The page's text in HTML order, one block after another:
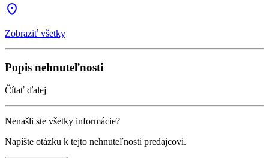
Zobraziť všetky
Popis nehnuteľnosti
Čítať ďalej
Nenašli ste všetky informácie?
Napíšte otázku k tejto nehnuteľnosti predajcovi.